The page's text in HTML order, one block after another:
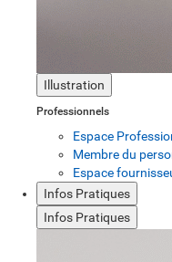
Illustration
Professionnels
Espace
Membre du
Espace
Infos Pratiques
Infos Pratiques